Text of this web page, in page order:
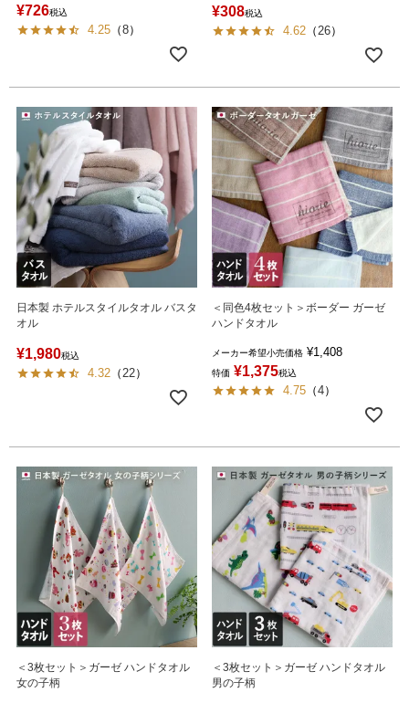
¥726税込
4.25 （8）
¥308税込
4.62 （ 26）
日本製 ホテルスタイルタオル バスタ
オル
¥1,980税込
4.32 （ 22）
＜同色4枚セット＞ボーダー ガーゼ
ハンドタオル
メーカー希望小売価格 ¥1,408
特価 ¥1,375税込
4.75 （4）
＜3枚セット＞ガーゼ ハンドタオル
女の子柄
＜3枚セット＞ガーゼ ハンドタオル
男の子柄